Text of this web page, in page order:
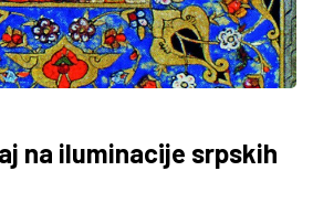
na iluminacije srpskih